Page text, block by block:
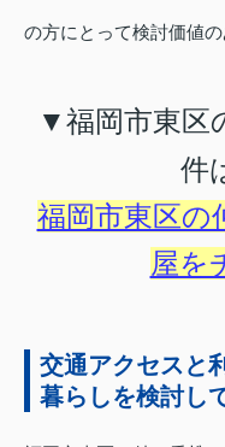
の方にとって検討価値の
▼福岡市東区
件
福岡市東区の
屋を
交通アクセスと
暮らしを検討し